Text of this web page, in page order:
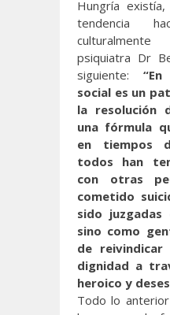
Hungría
tendencia
psiquiatra Dr
siguiente:
social es un
la resolución
una fórmula
en tiempos
todos han
con otras
cometido
sido juzgadas
sino como
de
dignidad a
heroico y
Todo lo